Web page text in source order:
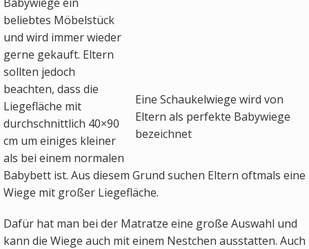
Eine Schaukelwiege wird von
Eltern als perfekte Babywiege
bezeichnet
beliebtes Möbelstück
und wird immer wieder
gerne gekauft. Eltern
sollten jedoch
beachten, dass die
Liegefläche mit
durchschnittlich 40×90
cm um einiges kleiner
als bei einem normalen
Babybett ist. Aus diesem Grund suchen Eltern oftmals eine
Wiege mit großer Liegefläche.
Dafür hat man bei der Matratze eine große Auswahl und
kann die Wiege auch mit einem Nestchen ausstatten. Auch